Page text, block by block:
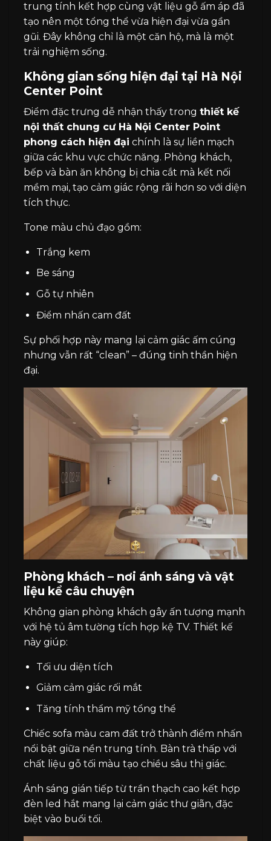
trung tính kết hợp cùng vật liệu gỗ ấm áp đã
tạo nên một tổng thể vừa hiện đại vừa gần
gũi. Đây không chỉ là một căn hộ, mà là một
trải nghiệm sống.
Không gian sống hiện đại tại Hà Nội
Center Point
Điểm đặc trưng dễ nhận thấy trong thiết kế
nội thất chung cư Hà Nội Center Point
phong cách hiện đại chính là sự liền mạch
giữa các khu vực chức năng. Phòng khách,
bếp và bàn ăn không bị chia cắt mà kết nối
mềm mại, tạo cảm giác rộng rãi hơn so với diện
tích thực.
Tone màu chủ đạo gồm:
Trắng kem
Be sáng
Gỗ tự nhiên
Điểm nhấn cam đất
Sự phối hợp này mang lại cảm giác ấm cúng
nhưng vẫn rất “clean” – đúng tinh thần hiện
đại.
Phòng khách – nơi ánh sáng và vật
liệu kể câu chuyện
Không gian phòng khách gây ấn tượng mạnh
với hệ tủ âm tường tích hợp kệ TV. Thiết kế
này giúp:
Tối ưu diện tích
Giảm cảm giác rối mắt
Tăng tính thẩm mỹ tổng thể
Chiếc sofa màu cam đất trở thành điểm nhấn
nổi bật giữa nền trung tính. Bàn trà thấp với
chất liệu gỗ tối màu tạo chiều sâu thị giác.
Ánh sáng gián tiếp từ trần thạch cao kết hợp
đèn led hắt mang lại cảm giác thư giãn, đặc
biệt vào buổi tối.